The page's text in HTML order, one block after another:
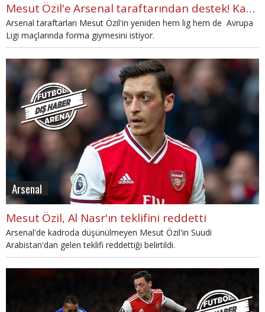
Mesut Özil'e Arsenal taraftarından destek! Kampanya başlatıldı
Arsenal taraftarları Mesut Özil'in yeniden hem lig hem de Avrupa
Ligi maçlarında forma giymesini istiyor.
Arsenal
Mesut Özil, Al Nasr'ın teklifini reddetti
Arsenal'de kadroda düşünülmeyen Mesut Özil'in Suudi
Arabistan'dan gelen teklifi reddettiği belirtildi.